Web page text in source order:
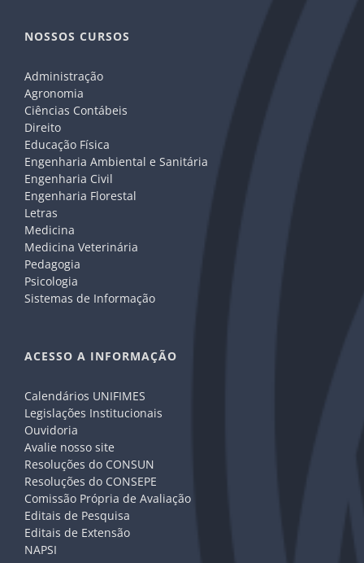
NOSSOS CURSOS
Administração
Agronomia
Ciências Contábeis
Direito
Educação Física
Engenharia Ambiental e Sanitária
Engenharia Civil
Engenharia Florestal
Letras
Medicina
Medicina Veterinária
Pedagogia
Psicologia
Sistemas de Informação
ACESSO A INFORMAÇÃO
Calendários UNIFIMES
Legislações Institucionais
Ouvidoria
Avalie nosso site
Resoluções do CONSUN
Resoluções do CONSEPE
Comissão Própria de Avaliação
Editais de Pesquisa
Editais de Extensão
NAPSI